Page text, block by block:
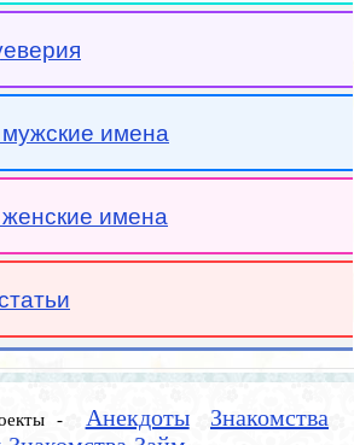
имена
имена
- Анекдоты
Знакомства